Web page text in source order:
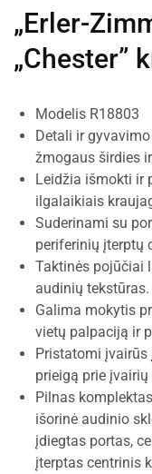
„Erler-
„Chester”
Modelis R18803
Detali ir
žmogaus širdies
Leidžia išmokti ir
ilgalaikiais
Suderinami su
periferinių įterptų
Taktinės pojūčiai
audinių tekstūras.
Galima mokytis
vietų palpaciją ir
Pristatomi
prieigą prie
Pilnas
išorinė audinio
įdiegtas portas,
įterptas centrinis